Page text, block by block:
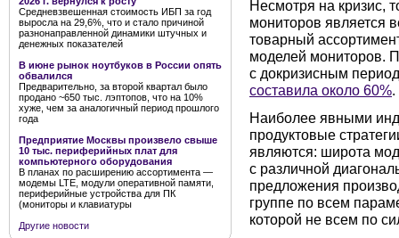
Средневзвешенная стоимость ИБП за год
выросла на 29,6%, что и стало причиной
разнонаправленной динамики штучных и
денежных показателей
В июне рынок ноутбуков в России опять
обвалился
Предварительно, за второй квартал было
продано ~650 тыс. лэптопов, что на 10%
хуже, чем за аналогичный период прошлого
года
Предприятие Москвы произвело свыше
10 тыс. периферийных плат для
компьютерного оборудования
В планах по расширению ассортимента —
модемы LTE, модули оперативной памяти,
периферийные устройства для ПК
(мониторы и клавиатуры
Другие новости
Несмотря на кризис,
мониторов является
товарный
моделей мониторов.
с докризисным
составила около 60%
Наиболее явными
продуктовые
являются: широта
с различной
предложения
группе по всем
которой не всем по